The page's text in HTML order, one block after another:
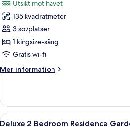
foton
för
Svit
Presidential
Utsikt mot havet
135 kvadratmeter
3 sovplatser
1 kingsize-säng
Gratis wi-fi
Mer information
Mer
Presidential
Öppna
En
7
Deluxe 2 Bedroom Residence